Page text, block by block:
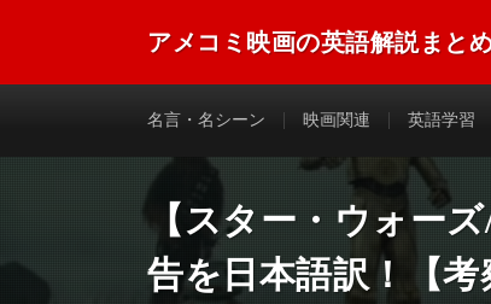
アメコミ映画の英語解説まと
名言・名シーン 映画関連 英語学習
【スター・ウォー
告を日本語訳！【考